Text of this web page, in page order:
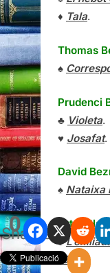
0
Shares
♦ Tala.
Thomas
♠
Prudenci
♣ Violeta.
♥ Josafat.
David
♠ Nataixa
Artur
♠
1940.